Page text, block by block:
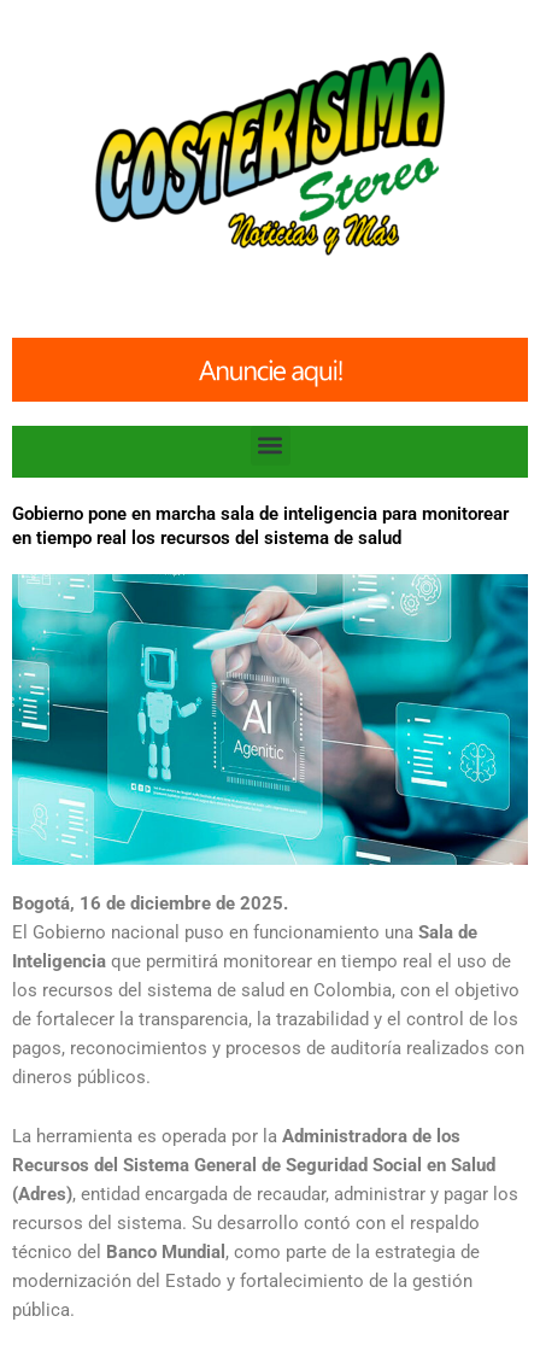
Menu
Gobierno pone en marcha sala de inteligencia para monitorear
en tiempo real los recursos del sistema de salud
Bogotá, 16 de diciembre de 2025.
El Gobierno nacional puso en funcionamiento una Sala de
Inteligencia que permitirá monitorear en tiempo real el uso de
los recursos del sistema de salud en Colombia, con el objetivo
de fortalecer la transparencia, la trazabilidad y el control de los
pagos, reconocimientos y procesos de auditoría realizados con
dineros públicos.
La herramienta es operada por la Administradora de los
Recursos del Sistema General de Seguridad Social en Salud
(Adres), entidad encargada de recaudar, administrar y pagar los
recursos del sistema. Su desarrollo contó con el respaldo
técnico del Banco Mundial , como parte de la estrategia de
modernización del Estado y fortalecimiento de la gestión
pública.